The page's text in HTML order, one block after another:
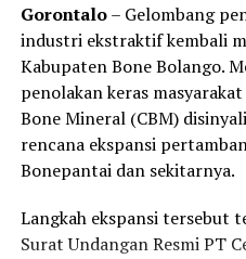
Gorontalo– Gelombang
industri ekstraktif kembali
Kabupaten Bone Bolango.
penolakan keras
Bone Mineral (CBM)
rencana ekspansi
Bonepantai dan sekitarnya.
Langkah ekspansi tersebut
Surat Undangan Resmi PT